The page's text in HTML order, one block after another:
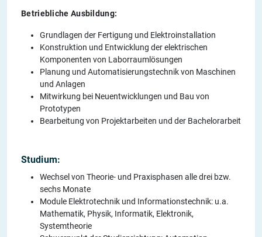
Betriebliche Ausbildung:
Grundlagen der Fertigung und Elektroinstallation
Konstruktion und Entwicklung der elektrischen
Komponenten von Laborraumlösungen
Planung und Automatisierungstechnik von Maschinen
und Anlagen
Mitwirkung bei Neuentwicklungen und Bau von
Prototypen
Bearbeitung von Projektarbeiten und der Bachelorarbeit
Studium:
Wechsel von Theorie- und Praxisphasen alle drei bzw.
sechs Monate
Module Elektrotechnik und Informationstechnik: u.a.
Mathematik, Physik, Informatik, Elektronik,
Systemtheorie